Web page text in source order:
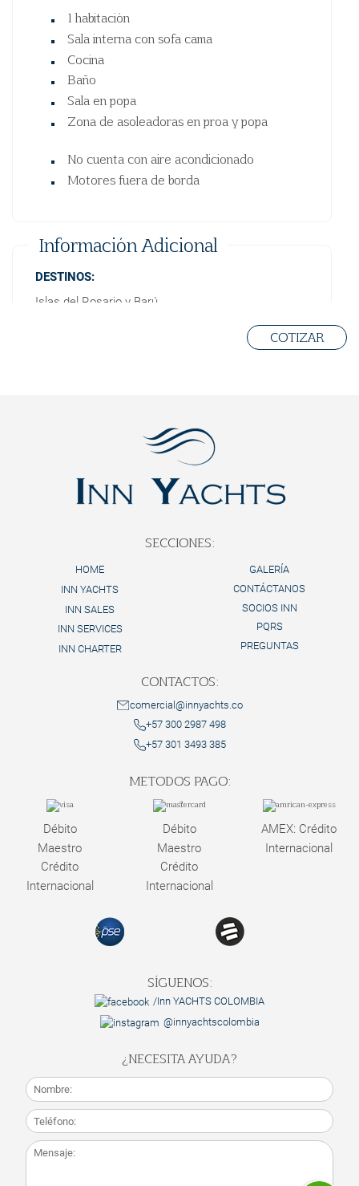
1 habitación
Sala interna con sofa cama
Cocina
Baño
Sala en popa
Zona de asoleadoras en proa y popa
No cuenta con aire acondicionado
Motores fuera de borda
Información Adicional
DESTINOS:
Islas del Rosario y Barú
No ingresar con zapatos - no fumar - no arrojar
Proceso y Políticas de Reserva
COTIZAR
SECCIONES:
HOME
INN YACHTS
INN SALES
INN SERVICES
INN CHARTER
GALERÍA
CONTÁCTANOS
SOCIOS INN
PQRS
PREGUNTAS
CONTACTOS:
comercial@innyachts.co
+57 300 2987 498
+57 301 3493 385
METODOS PAGO:
Débito
Maestro
Crédito
Internacional
Débito
Maestro
Crédito
Internacional
AMEX: Crédito
Internacional
SÍGUENOS:
/Inn YACHTS COLOMBIA
@innyachtscolombia
¿NECESITA AYUDA?